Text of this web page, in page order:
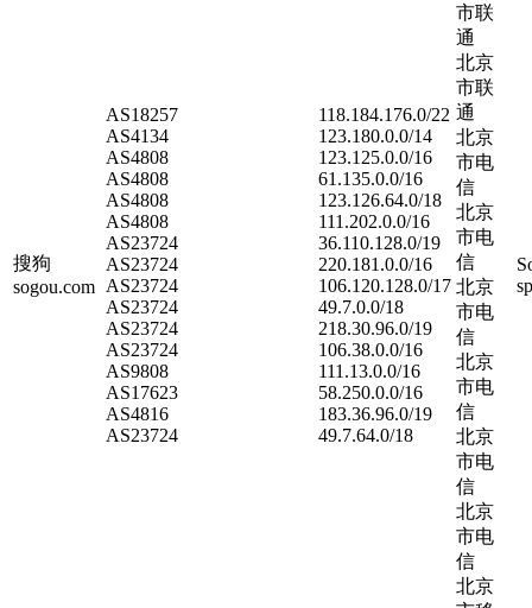
搜狗
sogou.com
AS18257
AS4134
AS4808
AS4808
AS4808
AS4808
AS23724
AS23724
AS23724
AS23724
AS23724
AS23724
AS9808
AS17623
AS4816
AS23724
118.184.176.0/22
123.180.0.0/14
123.125.0.0/16
61.135.0.0/16
123.126.64.0/18
111.202.0.0/16
36.110.128.0/19
220.181.0.0/16
106.120.128.0/17
49.7.0.0/18
218.30.96.0/19
106.38.0.0/16
111.13.0.0/16
58.250.0.0/16
183.36.96.0/19
49.7.64.0/18
市联
通
北京
市联
通
北京
市电
信
北京
市电
信
北京
市电
信
北京
市电
信
北京
市电
信
北京
市电
信
北京